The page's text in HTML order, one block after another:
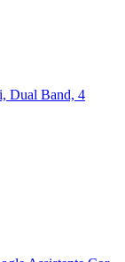
Dual Band, 4